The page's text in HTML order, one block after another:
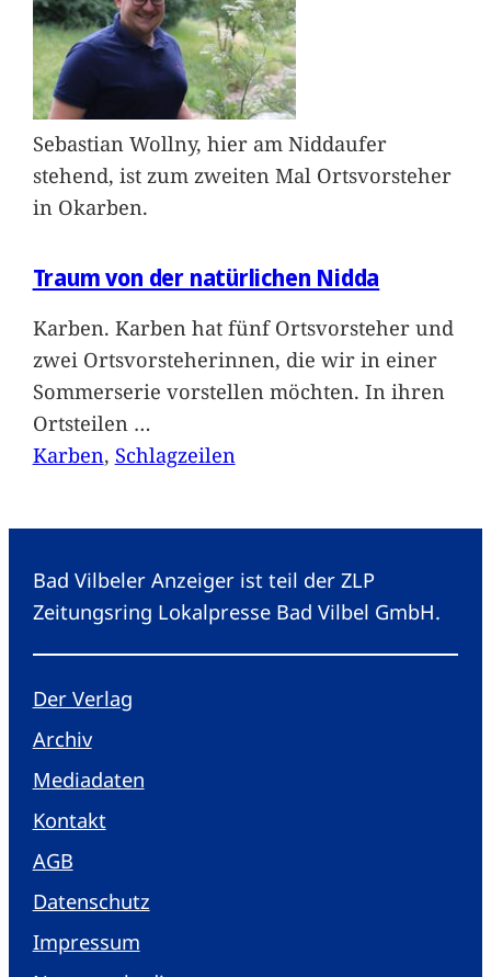
Sebastian Wollny, hier am Niddaufer
stehend, ist zum zweiten Mal Ortsvorsteher
in Okarben.
Traum von der natürlichen Nidda
Karben. Karben hat fünf Ortsvorsteher und
zwei Ortsvorsteherinnen, die wir in einer
Sommerserie vorstellen möchten. In ihren
Ortsteilen …
Karben, Schlagzeilen
Bad Vilbeler Anzeiger ist teil der ZLP
Zeitungsring Lokalpresse Bad Vilbel GmbH.
Der Verlag
Archiv
Mediadaten
Kontakt
AGB
Datenschutz
Impressum